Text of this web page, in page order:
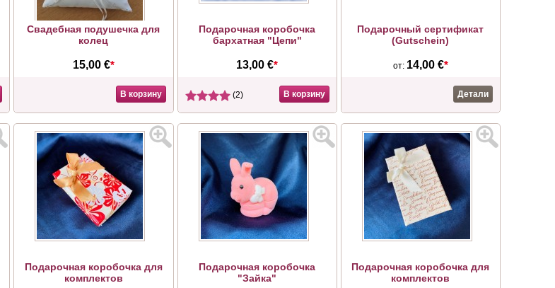
Свадебная подушечка для
колец
15,00 €*
В корзину
Подарочная коробочка
бархатная "Цепи"
13,00 €*
(2) В корзину
Подарочный сертификат
(Gutschein)
от: 14,00 €*
Детали
Подарочная коробочка для
комплектов
Подарочная коробочка
"Зайка"
Подарочная коробочка для
комплектов